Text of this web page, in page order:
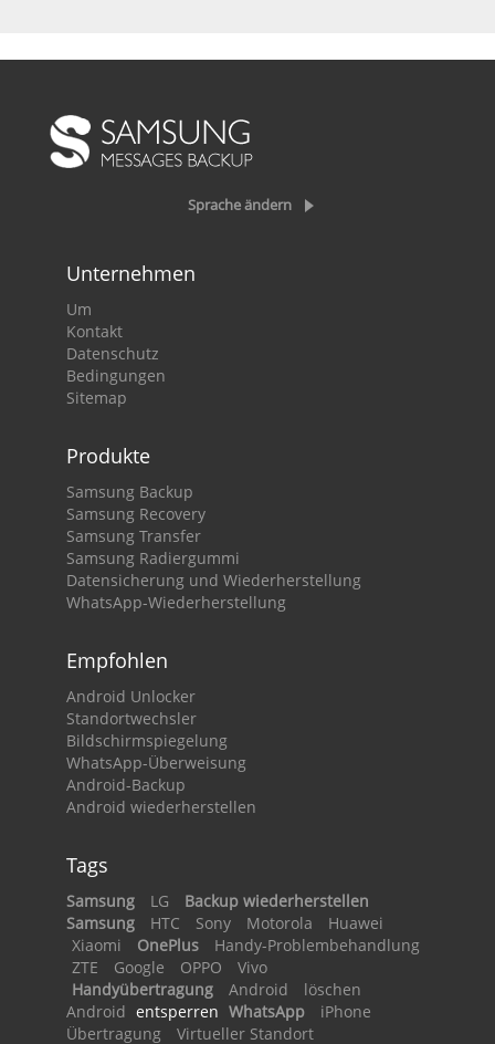
Sprache ändern
Unternehmen
Um
Kontakt
Datenschutz
Bedingungen
Sitemap
Produkte
Samsung Backup
Samsung Recovery
Samsung Transfer
Samsung Radiergummi
Datensicherung und Wiederherstellung
WhatsApp-Wiederherstellung
Empfohlen
Android Unlocker
Standortwechsler
Bildschirmspiegelung
WhatsApp-Überweisung
Android-Backup
Android wiederherstellen
Tags
Samsung LG
Backup wiederherstellen
Samsung
HTC Sony Motorola
Huawei
Xiaomi
OnePlus
Handy-Problembehandlung
ZTE
Google OPPO
Vivo
Handyübertragung
Android
löschen
Android entsperren WhatsApp
iPhone
Übertragung
Virtueller Standort